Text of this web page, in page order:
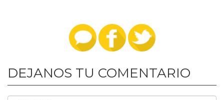
DEJANOS TU COMENTARIO